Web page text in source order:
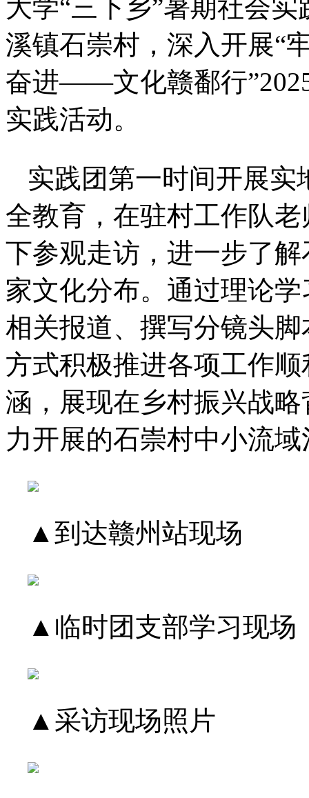
大学“三下乡”暑期社会
溪镇石崇村，深入开展“
奋进——文化赣鄱行
实践活动。
实践团第一时间开展实
全教育，在驻村工作队
下参观走访，进一步了
家文化分布。通过理论
相关报道、撰写分镜头
方式积极推进各项工作
涵，展现在乡村振兴战
力开展的石崇村中小流
▲到达赣州站现场
▲临时团支部学习现场
▲采访现场照片